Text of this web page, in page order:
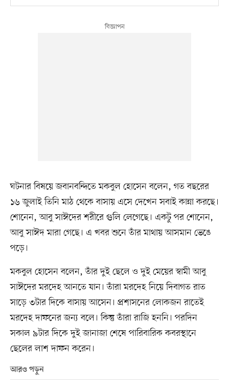
ঘটনার বিষয়ে জবানবন্দিতে মকবুল হোসেন বলেন, গত বছরের
১৬ জুলাই তিনি মাঠ থেকে বাসায় এসে দেখেন সবাই কান্না করছে।
শোনেন, আবু সাঈদের শরীরে গুলি লেগেছে। একটু পর শোনেন,
আবু সাঈদ মারা গেছে। এ খবর শুনে তাঁর মাথায় আসমান ভেঙে
পড়ে।
মকবুল হোসেন বলেন, তাঁর দুই ছেলে ও দুই মেয়ের স্বামী আবু
সাঈদের মরদেহ আনতে যান। তাঁরা মরদেহ নিয়ে দিবাগত রাত
সাড়ে ৩টার দিকে বাসায় আসেন। প্রশাসনের লোকজন রাতেই
মরদেহ দাফনের জন্য বলে। কিন্তু তাঁরা রাজি হননি। পরদিন
সকাল ৯টার দিকে দুই জানাজা শেষে পারিবারিক কবরস্থানে
ছেলের লাশ দাফন করেন।
আরও পড়ুন